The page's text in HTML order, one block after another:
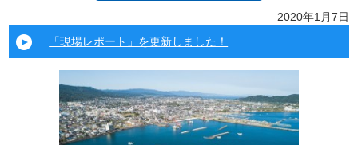
2020年1月7日
「現場レポート」を更新しました！